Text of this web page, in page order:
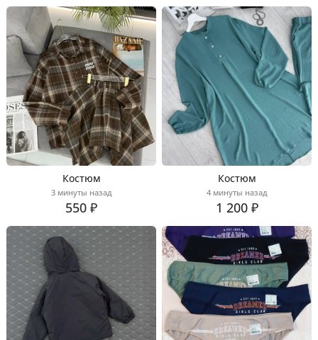
Костюм
3 минуты назад
550 ₽
Костюм
4 минуты назад
1 200 ₽